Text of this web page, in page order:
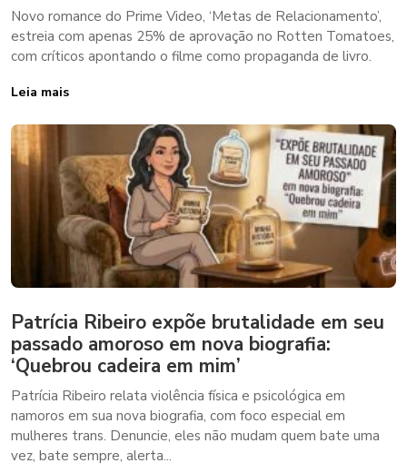
Novo romance do Prime Video, ‘Metas de Relacionamento’,
estreia com apenas 25% de aprovação no Rotten Tomatoes,
com críticos apontando o filme como propaganda de livro.
Leia mais
Patrícia Ribeiro expõe brutalidade em seu
passado amoroso em nova biografia:
‘Quebrou cadeira em mim’
Patrícia Ribeiro relata violência física e psicológica em
namoros em sua nova biografia, com foco especial em
mulheres trans. Denuncie, eles não mudam quem bate uma
vez, bate sempre, alerta...